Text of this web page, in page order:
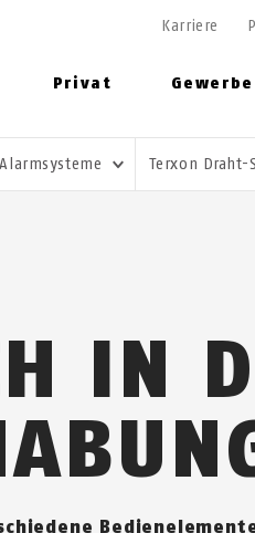
Privat Gewerbe
Karriere
Alarmsysteme Terxon Draht-
IN